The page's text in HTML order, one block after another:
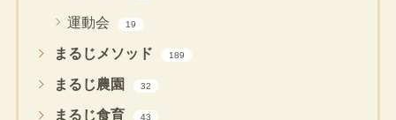
運動会 19
まるじメソッド 189
まるじ農園 32
まるじ食育 43